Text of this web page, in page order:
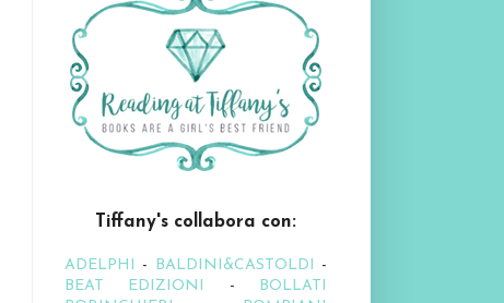
Tiffany's collabora con:
ADELPHI - BALDINI&CASTOLDI -
BEAT EDIZIONI
- BOLLATI